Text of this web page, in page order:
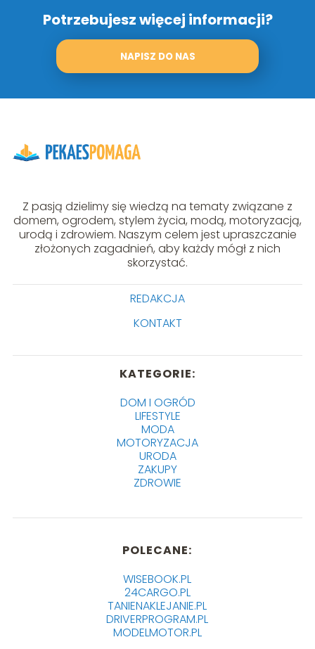
Potrzebujesz więcej informacji?
NAPISZ DO NAS
Z pasją dzielimy się wiedzą na tematy związane z
domem, ogrodem, stylem życia, modą, motoryzacją,
urodą i zdrowiem. Naszym celem jest upraszczanie
złożonych zagadnień, aby każdy mógł z nich
skorzystać.
REDAKCJA
KONTAKT
KATEGORIE:
DOM I OGRÓD
LIFESTYLE
MODA
MOTORYZACJA
URODA
ZAKUPY
ZDROWIE
POLECANE:
WISEBOOK.PL
24CARGO.PL
TANIENAKLEJANIE.PL
DRIVERPROGRAM.PL
MODELMOTOR.PL